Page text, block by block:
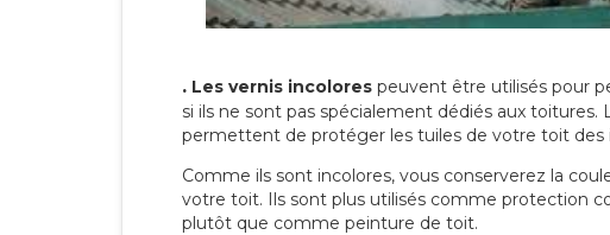
. Les vernis incolores peuvent être utilisés pour
si ils ne sont pas spécialement dédiés aux toitures.
permettent de protéger les tuiles de votre toit des
Comme ils sont incolores, vous conserverez la
votre toit. Ils sont plus utilisés comme protection
plutôt que comme peinture de toit.